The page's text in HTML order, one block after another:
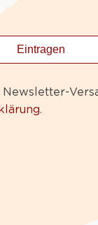
Eintragen
.